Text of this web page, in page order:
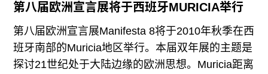
展评
杂志
专栏
视频
第八届欧洲宣言展将于西班牙MURICIA举行
第八届欧洲宣言展Manifesta 8将于2010年秋季在西
班牙南部的Muricia地区举行。本届双年展的主题是
探讨21世纪处于大陆边缘的欧洲思想。Muricia距离